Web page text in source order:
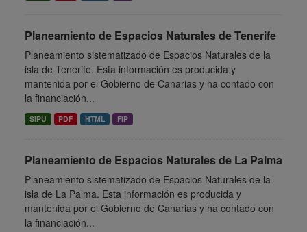
Planeamiento de Espacios Naturales de Tenerife
Planeamiento sistematizado de Espacios Naturales de la
isla de Tenerife. Esta información es producida y
mantenida por el Gobierno de Canarias y ha contado con
la financiación...
SIPU PDF HTML FIP
Planeamiento de Espacios Naturales de La Palma
Planeamiento sistematizado de Espacios Naturales de la
isla de La Palma. Esta información es producida y
mantenida por el Gobierno de Canarias y ha contado con
la financiación...